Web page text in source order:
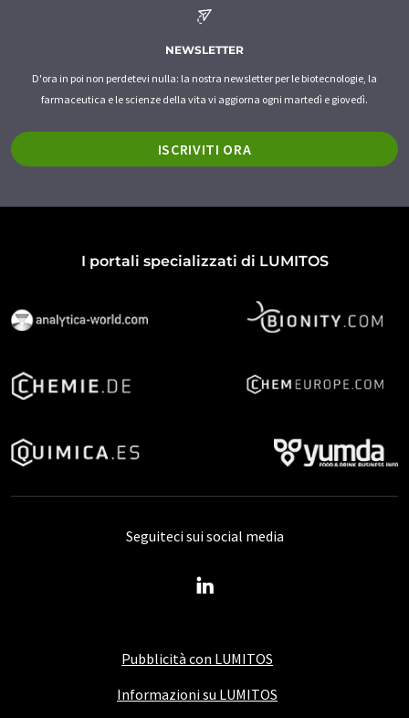
NEWSLETTER
D'ora in poi non perdetevi nulla: la nostra newsletter per le biotecnologie, la
farmaceutica e le scienze della vita vi aggiorna ogni martedì e giovedì.
ISCRIVITI ORA
I portali specializzati di LUMITOS
Pubblicità con LUMITOS
Informazioni su LUMITOS
Seguiteci sui social media